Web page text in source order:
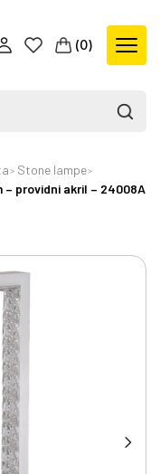
(0)
Stone lampe
– providni akril – 24008A